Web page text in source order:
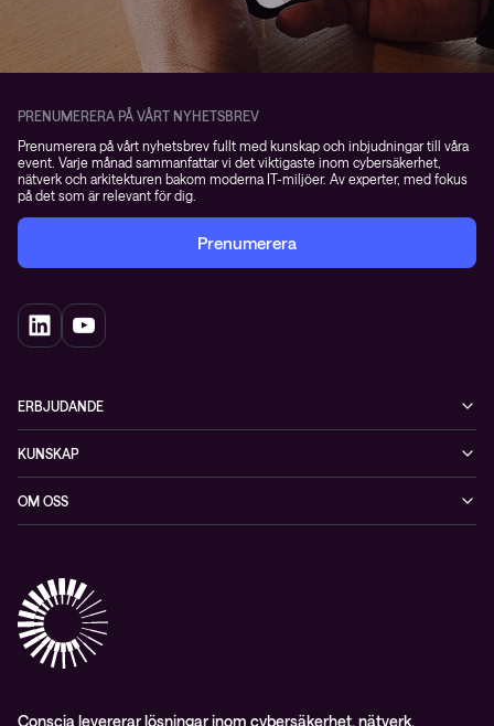
PRENUMERERA PÅ VÅRT NYHETSBREV
Prenumerera på vårt nyhetsbrev fullt med kunskap och inbjudningar till våra
event. Varje månad sammanfattar vi det viktigaste inom cybersäkerhet,
nätverk och arkitekturen bakom moderna IT-miljöer. Av experter, med fokus
på det som är relevant för dig.
Prenumerera
ERBJUDANDE
Datacenter & moln
Nätverk & WiFi
KUNSKAP
Event
Whitepapers & guider
OM OSS
Kontakt
Pressnyheter
Conscia levererar lösningar inom cybersäkerhet, nätverk,